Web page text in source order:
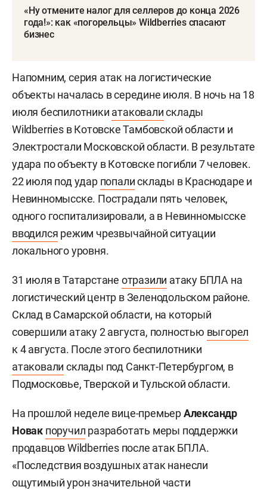
«Ну отмените налог для селлеров до конца 2026
года!»: как «погорельцы» Wildberries спасают
бизнес
Напомним, серия атак на логистические
объекты началась в середине июля. В ночь на 18
июля беспилотники атаковалисклады
Wildberries в Котовске Тамбовской области и
Электростали Московской области. В результате
удара по объекту в Котовске погибли 7 человек.
22 июля под удар попалисклады в Краснодаре и
Невинномысске. Пострадали пять человек,
одного госпитализировали, а в Невинномысске
вводился режим чрезвычайной ситуации
локального уровня.
31 июля в Татарстане отразили атаку БПЛА на
логистический центр в Зеленодольском районе.
Склад в Самарской области, на который
совершили атаку 2 августа, полностью выгорел
к 4 августа. После этого беспилотники
атаковали склады под Санкт-Петербургом, в
Подмосковье, Тверской и Тульской области.
На прошлой неделе вице-премьерАлександр
Новак поручил разработать меры поддержки
продавцов Wildberries после атак БПЛА.
«Последствия воздушных атак нанесли
ощутимый урон значительной части